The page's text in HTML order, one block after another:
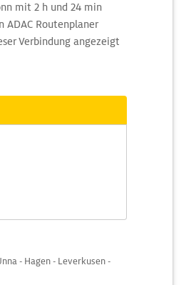
mit 2 h und 24 min
ADAC Routenplaner
Verbindung angezeigt
- Hagen - Leverkusen -